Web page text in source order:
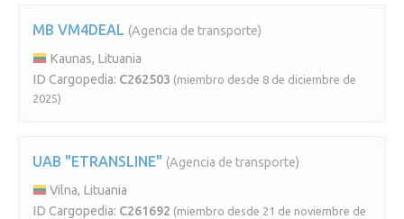
MB VM4DEAL (Agencia de transporte)
Kaunas, Lituania
ID Cargopedia: C262503 (miembro desde 8 de diciembre de
2025)
UAB "ETRANSLINE" (Agencia de transporte)
Vilna, Lituania
ID Cargopedia: C261692 (miembro desde 21 de noviembre de